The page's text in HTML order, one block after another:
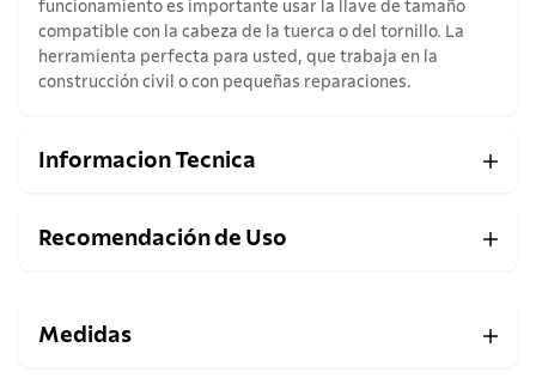
funcionamiento es importante usar la llave de tamaño
compatible con la cabeza de la tuerca o del tornillo. La
herramienta perfecta para usted, que trabaja en la
construcción civil o con pequeñas reparaciones.
Informacion Tecnica
Recomendación de Uso
Medidas